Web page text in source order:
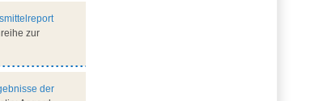
zur
der